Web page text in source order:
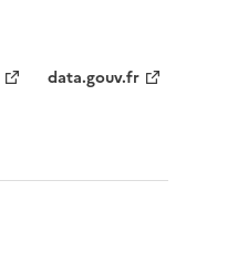
data.gouv.fr